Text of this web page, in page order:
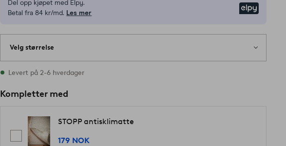
Del opp kjøpet med Elpy.
Betal fra 84 kr/md. Les mer
Velg størrelse
Alle størrelser finnes på lager
Levert på 2-6 hverdager
Kompletter med
STOPP antisklimatte
179 NOK